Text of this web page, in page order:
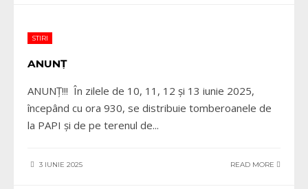
STIRI
ANUNȚ
ANUNȚ!!! În zilele de 10, 11, 12 și 13 iunie 2025,
începând cu ora 930, se distribuie tomberoanele de
la PAPI și de pe terenul de...
3 IUNIE 2025 READ MORE